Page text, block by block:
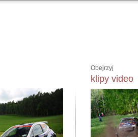
Obejrzyj
klipy video